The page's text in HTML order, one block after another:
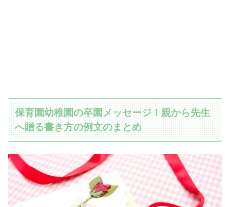
保育園幼稚園の卒園メッセージ！親から先生
へ贈る書き方の例文のまとめ